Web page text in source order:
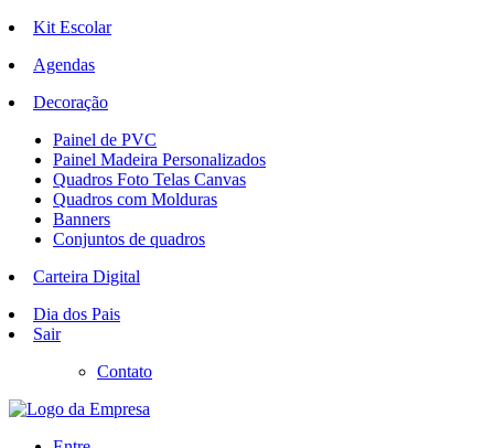
Kit Escolar
Agendas
Decoração
Painel de PVC
Painel Madeira Personalizados
Quadros Foto Telas Canvas
Quadros com Molduras
Banners
Conjuntos de quadros
Carteira Digital
Dia dos Pais
Sair
Contato